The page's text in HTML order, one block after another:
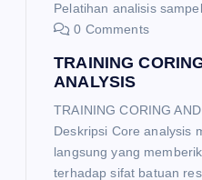
Pelatihan analisis
0 Comments
TRAINING
ANALYSIS
TRAINING CORING
Deskripsi Core analysis
langsung yang
terhadap sifat batuan